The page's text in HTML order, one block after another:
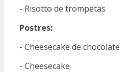
- Risotto de trompetas
Postres:
- Cheesecake de chocolate
- Cheesecake